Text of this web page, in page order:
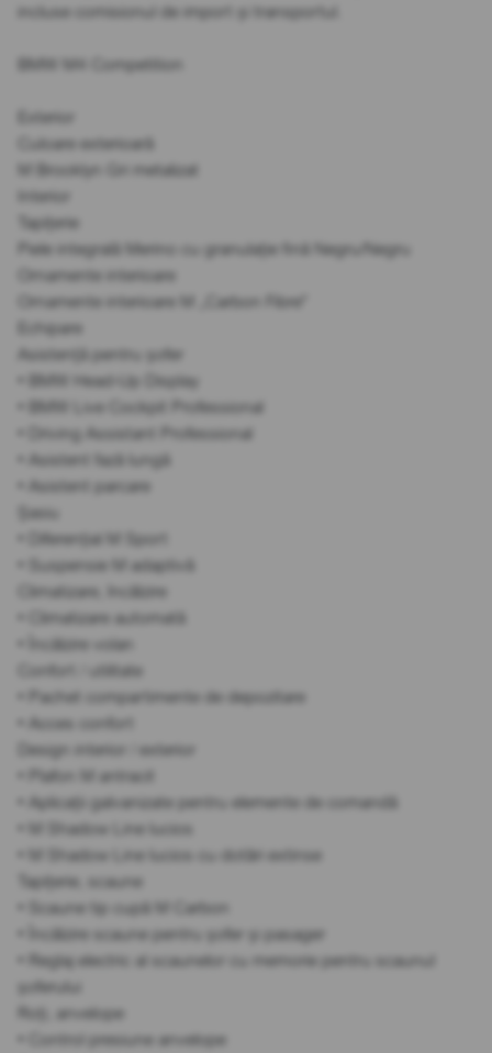
incluse comisionul de import și transportul.
BMW M4 Competition
Exterior
Culoare exterioară
M Brooklyn Gri metalizat
Interior
Tapițerie
Piele integrală Merino cu granulație fină Negru/Negru
Ornamente interioare
Ornamente interioare M „Carbon Fibre”
Echipare
Asistență pentru șofer
• BMW Head-Up Display
• BMW Live Cockpit Professional
• Driving Assistant Professional
• Asistent fază lungă
• Asistent parcare
Șasiu
• Diferențial M Sport
• Suspensie M adaptivă
Climatizare, încălzire
• Climatizare automată
• Încălzire volan
Confort / utilitate
• Pachet compartimente de depozitare
• Acces confort
Design interior / exterior
• Plafon M antracit
• Aplicații galvanizate pentru elemente de comandă
• M Shadow Line lucios
• M Shadow Line lucios cu dotări extinse
Tapițerie, scaune
• Scaune tip cupă M Carbon
• Încălzire scaune pentru șofer și pasager
• Reglaj electric al scaunelor cu memorie pentru scaunul
șoferului
Roți, anvelope
• Control presiune anvelope